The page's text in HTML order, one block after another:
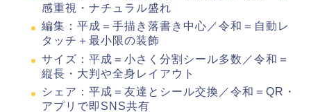
感重視・ナチュラル盛れ
編集：平成＝手描き落書き中心／令和＝自動レ
タッチ＋最小限の装飾
サイズ：平成＝小さく分割シール多数／令和＝
縦長・大判や全身レイアウト
シェア：平成＝友達とシール交換／令和＝QR・
アプリで即SNS共有